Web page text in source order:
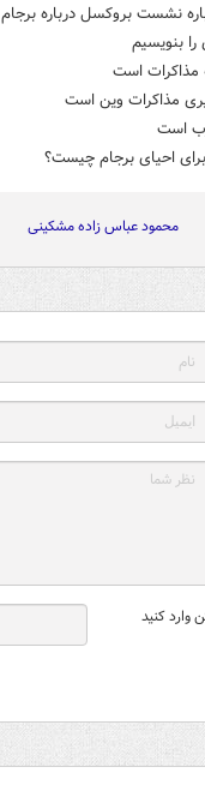
نشست بروکسل درباره برجام
بنویسیم
مذاکرات است
مذاکرات وین است
است
احیای برجام چیست؟
محمود عباس زاده مشکینی
وارد کنید